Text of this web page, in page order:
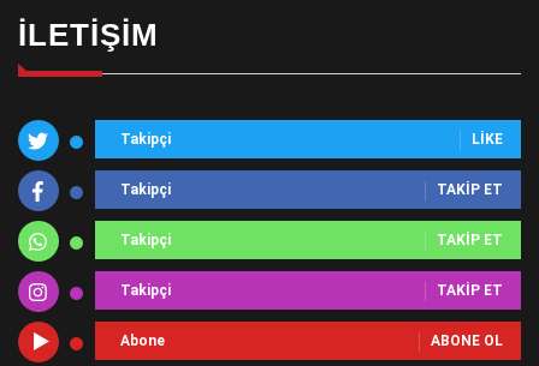
İLETIŞIM
Takipçi LIKE
Takipçi TAKIP ET
Takipçi TAKIP ET
Takipçi TAKIP ET
Abone ABONE OL